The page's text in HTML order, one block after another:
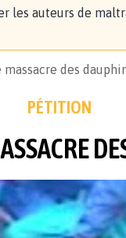
les auteurs de
des
PÉTITION